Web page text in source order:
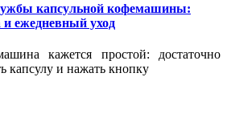
капсульной кофемашины:
и ежедневный уход
кажется простой: достаточно
капсулу и нажать кнопку